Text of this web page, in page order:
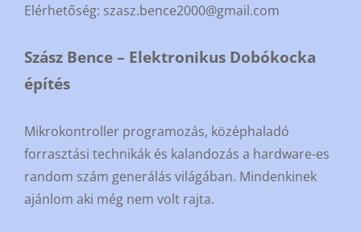
Elérhetőség: szasz.bence2000@gmail.com
Szász Bence – Elektronikus Dobókocka
építés
Mikrokontroller programozás, középhaladó
forrasztási technikák és kalandozás a hardware-es
random szám generálás világában. Mindenkinek
ajánlom aki még nem volt rajta.